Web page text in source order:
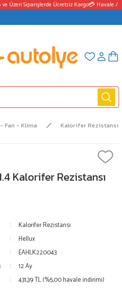
Üzeri Siparişlerde Ücretsiz Kargo💳 Havale /
Fan - Klima Kalorifer Rezistansı
Kalorifer Rezistansı
Kalorifer Rezistansı
Hellux
EAHLK220043
12 Ay
431,39 TL (%5,00 havale indirimi)